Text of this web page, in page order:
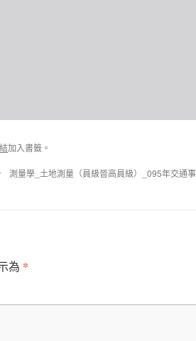
加入書籤。
測量學_土地測量（員級晉高員級）_095年交通
為 *